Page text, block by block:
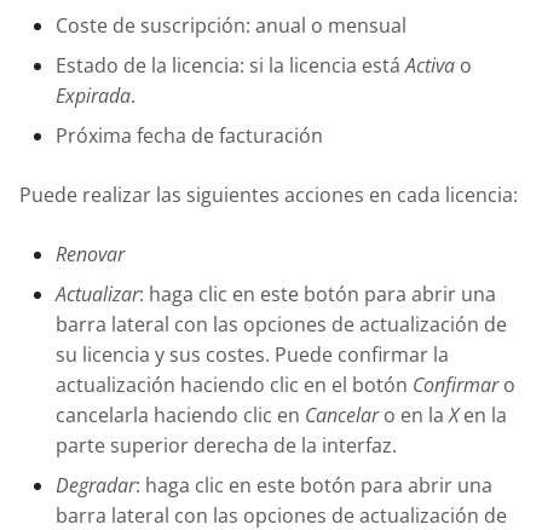
Coste de suscripción: anual o mensual
Estado de la licencia: si la licencia estáActiva o
Expirada.
Próxima fecha de facturación
Puede realizar las siguientes acciones en cada licencia:
Renovar
Actualizar: haga clic en este botón para abrir una
barra lateral con las opciones de actualización de
su licencia y sus costes. Puede confirmar la
actualización haciendo clic en el botón Confirmaro
cancelarla haciendo clic en Cancelaro en laXen la
parte superior derecha de la interfaz.
Degradar: haga clic en este botón para abrir una
barra lateral con las opciones de actualización de